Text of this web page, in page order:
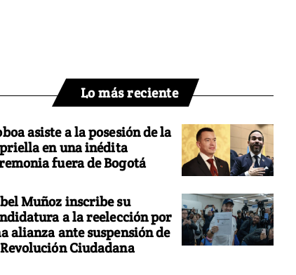
Lo más reciente
asiste a la posesión de la
en una inédita
fuera de Bogotá
Muñoz inscribe su
a la reelección por
alianza ante suspensión de
Ciudadana